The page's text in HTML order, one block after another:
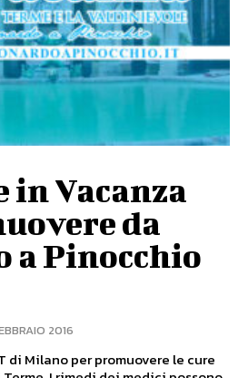
in Vacanza
da
a Pinocchio
2016
di Milano per promuovere le cure